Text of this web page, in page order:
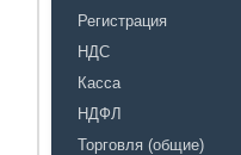
Регистрация
НДС
Касса
НДФЛ
Торговля (общие)